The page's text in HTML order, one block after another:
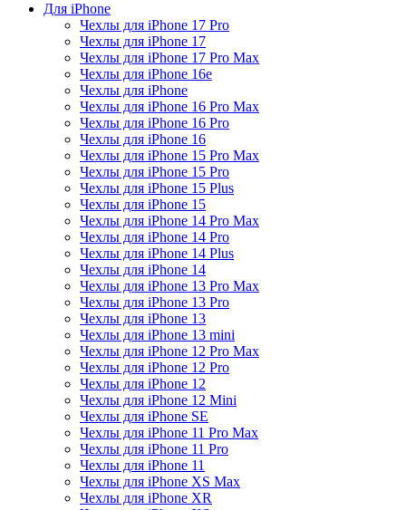
Для iPhone
Чехлы для iPhone 17 Pro
Чехлы для iPhone 17
Чехлы для iPhone 17 Pro Max
Чехлы для iPhone 16e
Чехлы для iPhone
Чехлы для iPhone 16 Pro Max
Чехлы для iPhone 16 Pro
Чехлы для iPhone 16
Чехлы для iPhone 15 Pro Max
Чехлы для iPhone 15 Pro
Чехлы для iPhone 15 Plus
Чехлы для iPhone 15
Чехлы для iPhone 14 Pro Max
Чехлы для iPhone 14 Pro
Чехлы для iPhone 14 Plus
Чехлы для iPhone 14
Чехлы для iPhone 13 Pro Max
Чехлы для iPhone 13 Pro
Чехлы для iPhone 13
Чехлы для iPhone 13 mini
Чехлы для iPhone 12 Pro Max
Чехлы для iPhone 12 Pro
Чехлы для iPhone 12
Чехлы для iPhone 12 Mini
Чехлы для iPhone SE
Чехлы для iPhone 11 Pro Max
Чехлы для iPhone 11 Pro
Чехлы для iPhone 11
Чехлы для iPhone XS Max
Чехлы для iPhone XR